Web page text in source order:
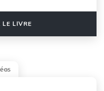
LE LIVRE